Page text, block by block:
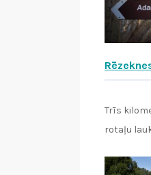
Trīs
rotaļu